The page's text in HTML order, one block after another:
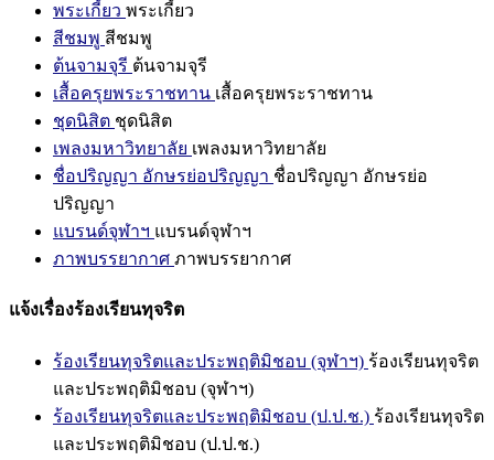
พระเกี้ยว พระเกี้ยว
สีชมพู สีชมพู
ต้นจามจุรี ต้นจามจุรี
เสื้อครุยพระราชทาน เสื้อครุยพระราชทาน
ชุดนิสิต ชุดนิสิต
เพลงมหาวิทยาลัย เพลงมหาวิทยาลัย
ชื่อปริญญา อักษรย่อปริญญา ชื่อปริญญา อักษรย่อ
ปริญญา
แบรนด์จุฬาฯ แบรนด์จุฬาฯ
ภาพบรรยากาศ ภาพบรรยากาศ
แจ้งเรื่องร้องเรียนทุจริต
ร้องเรียนทุจริตและประพฤติมิชอบ (จุฬาฯ) ร้องเรียนทุจริต
และประพฤติมิชอบ (จุฬาฯ)
ร้องเรียนทุจริตและประพฤติมิชอบ (ป.ป.ช.) ร้องเรียนทุจริต
และประพฤติมิชอบ (ป.ป.ช.)